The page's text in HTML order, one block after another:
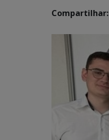
Compartilhar: